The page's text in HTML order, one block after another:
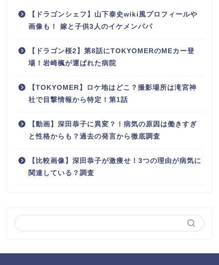
【ドラゴンシェフ】山下泰史wiki風プロフィールや
画像も！ 嫁と子供3人のイケメンパパ
【ドラゴン桜2】第8話にTOKYOMERのMEカー登
場！岩崎楓が運ばれた病院
【TOKYOMER】ロケ地はどこ？撮影場所は滝宮神
社で目撃情報から特定！第1話
【動画】深田恭子に異変？！病気の原因は働きすぎ
と性格からも？過去の発言から徹底調査
【比較画像】深田恭子が激痩せ！3つの理由が病気に
関連している？調査